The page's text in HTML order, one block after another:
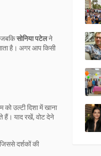
जबकिसोनिया पटेलने
है। अगर आप किसी
उल्टी दिशा में खाना
हैं। याद रखें, वोट देने
दर्शकों की